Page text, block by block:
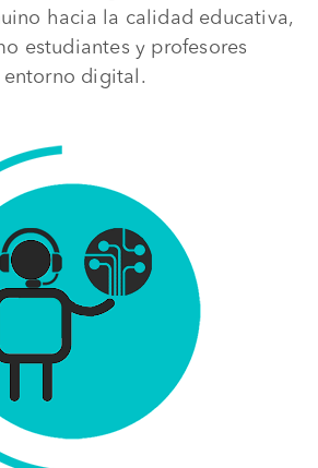
hacia la calidad educativa,
estudiantes y profesores
entorno digital.